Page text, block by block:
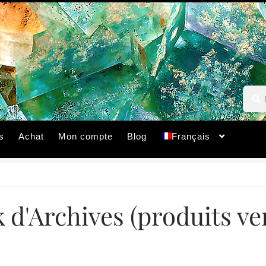
pour :
Achat Mon compte Blog Français
d'Archives (produits